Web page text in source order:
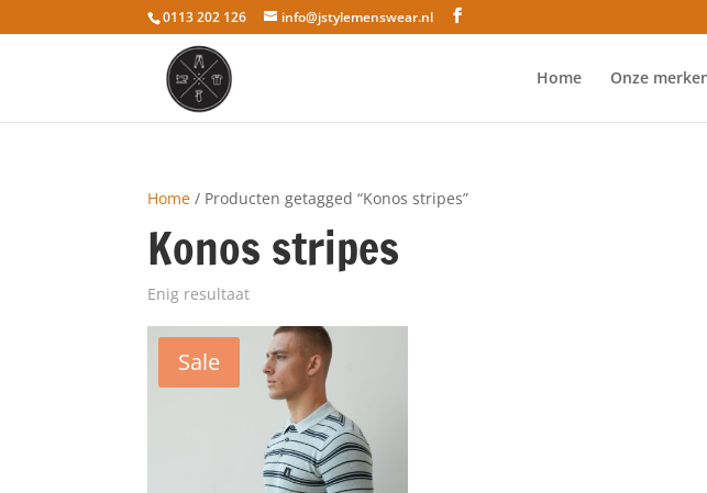
0113 202 126 info@jstylemenswear.nl
Home Onze
Home / Producten getagged “Konos stripes”
Konos stripes
Enig resultaat
Sale